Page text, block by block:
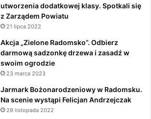
utworzenia dodatkowej klasy. Spotkali się
z Zarządem Powiatu
21 lipca 2022
Akcja „Zielone Radomsko”. Odbierz
darmową sadzonkę drzewa i zasadź w
swoim ogrodzie
23 marca 2023
Jarmark Bożonarodzeniowy w Radomsku.
Na scenie wystąpi Felicjan Andrzejczak
29 listopada 2022